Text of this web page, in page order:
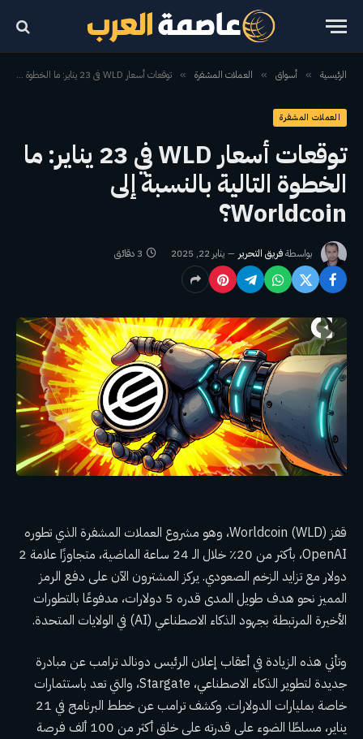
الرئيسية » أسواق » العملات المشفرة » توقعات أسعار WLD في 23 يناير: ما الخطوة التالية بالنسبة إلى Worldcoin؟
العملات المشفرة
توقعات أسعار WLD في 23 يناير: ما
الخطوة التالية بالنسبة إلى
Worldcoin؟
بواسطةفريق التحرير يناير 22, 2025 3 دقائق
قفز Worldcoin (WLD)، وهو مشروع العملات المشفرة الذي تطوره
OpenAI، بأكثر من 20٪ خلال الـ 24 ساعة الماضية، متجاوزًا علامة 2
دولار مع تزايد الزخم الصعودي. يركز المشترون الآن على دفع الرمز
المميز نحو هدف طويل المدى قدره 5 دولارات، مدفوعًا بالتطورات
الأخيرة المرتبطة بجهود الذكاء الاصطناعي (AI) في الولايات المتحدة.
وتأتي هذه الزيادة في أعقاب إعلان الرئيس دونالد ترامب عن مبادرة
جديدة لتطوير الذكاء الاصطناعي، Stargate، والتي تعد باستثمارات
خاصة بمليارات الدولارات. وكشف ترامب عن خطط البرنامج في 21
يناير، مسلطًا الضوء على قدرته على خلق أكثر من 100 ألف فرصة